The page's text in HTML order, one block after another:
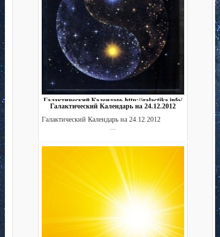
Галактический Календарь на 24.12.2012
Галактический Календарь на 24.12.2012